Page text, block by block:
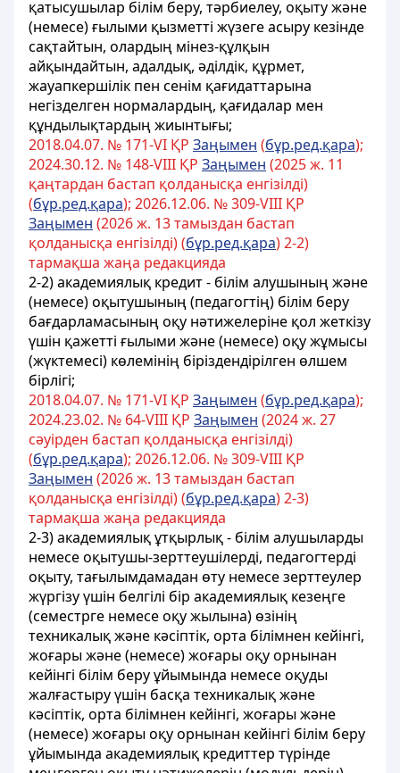
қатысушылар білім беру, тәрбиелеу, оқыту және
(немесе) ғылыми қызметті жүзеге асыру кезінде
сақтайтын, олардың мінез-құлқын
айқындайтын, адалдық, әділдік, құрмет,
жауапкершілік пен сенім қағидаттарына
негізделген нормалардың, қағидалар мен
құндылықтардың жиынтығы;
2018.04.07. № 171-VІ ҚР Заңымен (бұр.ред.қара);
2024.30.12. № 148-VIII ҚР Заңымен (2025 ж. 11
қаңтардан бастап қолданысқа енгізілді)
(бұр.ред.қара); 2026.12.06. № 309-VIII ҚР
Заңымен (2026 ж. 13 тамыздан бастап
қолданысқа енгізілді) (бұр.ред.қара) 2-2)
тармақша жаңа редакцияда
2-2) академиялық кредит - білім алушының және
(немесе) оқытушының (педагогтің) білім беру
бағдарламасының оқу нәтижелеріне қол жеткізу
үшін қажетті ғылыми және (немесе) оқу жұмысы
(жүктемесі) көлемінің біріздендірілген өлшем
бірлігі;
2018.04.07. № 171-VІ ҚР Заңымен (бұр.ред.қара);
2024.23.02. № 64-VIII ҚР Заңымен (2024 ж. 27
сәуірден бастап қолданысқа енгізілді)
(бұр.ред.қара); 2026.12.06. № 309-VIII ҚР
Заңымен (2026 ж. 13 тамыздан бастап
қолданысқа енгізілді) (бұр.ред.қара) 2-3)
тармақша жаңа редакцияда
2-3) академиялық ұтқырлық - білім алушыларды
немесе оқытушы-зерттеушілерді, педагогтерді
оқыту, тағылымдамадан өту немесе зерттеулер
жүргізу үшін белгілі бір академиялық кезеңге
(семестрге немесе оқу жылына) өзінің
техникалық және кәсіптік, орта білімнен кейінгі,
жоғары және (немесе) жоғары оқу орнынан
кейінгі білім беру ұйымында немесе оқуды
жалғастыру үшін басқа техникалық және
кәсіптік, орта білімнен кейінгі, жоғары және
(немесе) жоғары оқу орнынан кейінгі білім беру
ұйымында академиялық кредиттер түрінде